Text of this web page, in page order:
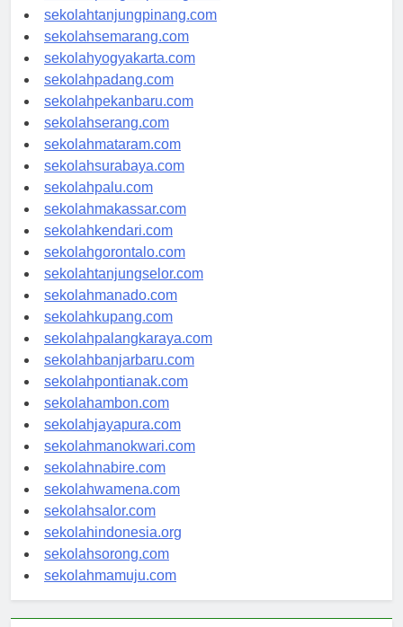
sekolahpangkalpinang.com
sekolahtanjungpinang.com
sekolahsemarang.com
sekolahyogyakarta.com
sekolahpadang.com
sekolahpekanbaru.com
sekolahserang.com
sekolahmataram.com
sekolahsurabaya.com
sekolahpalu.com
sekolahmakassar.com
sekolahkendari.com
sekolahgorontalo.com
sekolahtanjungselor.com
sekolahmanado.com
sekolahkupang.com
sekolahpalangkaraya.com
sekolahbanjarbaru.com
sekolahpontianak.com
sekolahambon.com
sekolahjayapura.com
sekolahmanokwari.com
sekolahnabire.com
sekolahwamena.com
sekolahsalor.com
sekolahindonesia.org
sekolahsorong.com